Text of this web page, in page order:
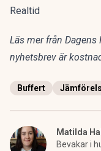
Realtid
Läs mer från Dagens
nyhetsbrev är
Buffert
Matilda
Bevakar i